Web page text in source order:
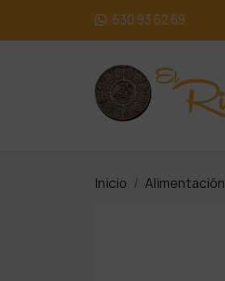
630 93 62 69
Inicio Alimentación